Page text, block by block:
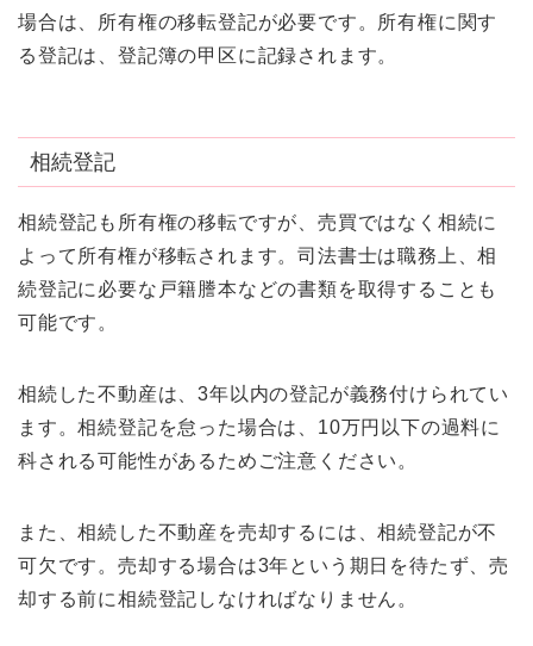
場合は、所有権の移転登記が必要です。所有権に関す
る登記は、登記簿の甲区に記録されます。
相続登記
相続登記も所有権の移転ですが、売買ではなく相続に
よって所有権が移転されます。司法書士は職務上、相
続登記に必要な戸籍謄本などの書類を取得することも
可能です。
相続した不動産は、3年以内の登記が義務付けられてい
ます。相続登記を怠った場合は、10万円以下の過料に
科される可能性があるためご注意ください。
また、相続した不動産を売却するには、相続登記が不
可欠です。売却する場合は3年という期日を待たず、売
却する前に相続登記しなければなりません。